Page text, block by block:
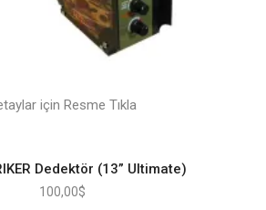
için Resme Tıkla
Dedektör (13” Ultimate)
100,00$